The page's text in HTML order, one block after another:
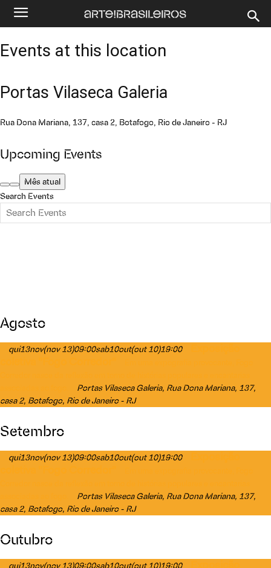
Events at this location
Portas Vilaseca Galeria
Rua Dona Mariana, 137, casa 2, Botafogo, Rio de Janeiro - RJ
Upcoming Events
Mês atual
Search Events
Agosto
qui13nov(nov 13)09:00sab10out(out 10)19:00
Portas Vilaseca Galeria, Rua Dona Mariana, 137,
casa 2, Botafogo, Rio de Janeiro - RJ
Setembro
qui13nov(nov 13)09:00sab10out(out 10)19:00
Portas Vilaseca Galeria, Rua Dona Mariana, 137,
casa 2, Botafogo, Rio de Janeiro - RJ
Outubro
qui13nov(nov 13)09:00sab10out(out 10)19:00